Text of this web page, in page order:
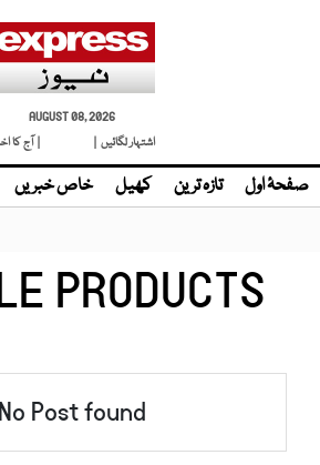
AUGUST 08, 2026
اشتہار لگائیں |
| آج کا
صفحۂ اول تازہ ترین کھیل خاص خبریں
PRODUCTS
No Post found